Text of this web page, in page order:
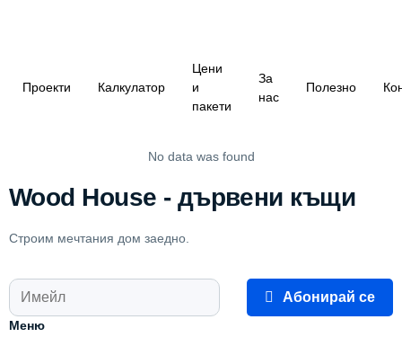
Проекти Калкулатор
Цени
и
пакети
За
нас
Полезно
No data was found
Wood House - дървени къщи
Строим мечтания дом заедно.
Абонирай се
Меню